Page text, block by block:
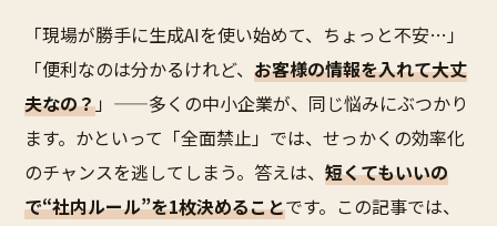
「現場が勝手に生成AIを使い始めて、ちょっと不安…」
「便利なのは分かるけれど、 お客様の情報を入れて大丈
夫なの？」——多くの中小企業が、同じ悩みにぶつかり
ます。かといって「全面禁止」では、せっかくの効率化
のチャンスを逃してしまう。答えは、 短くてもいいの
で“社内ルール”を1枚決めることです。この記事では、